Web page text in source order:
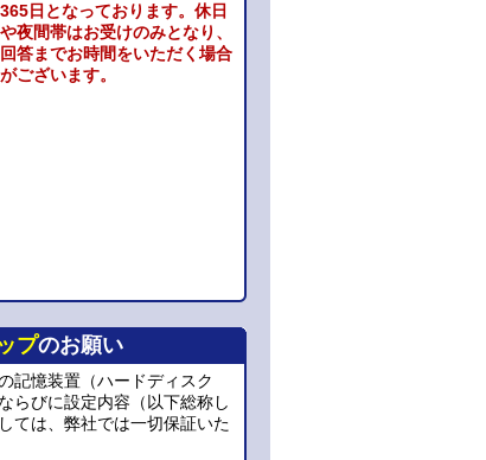
365日となっております。休日
や夜間帯はお受けのみとなり、
回答までお時間をいただく場合
がございます。
プのお願い
記憶装置（ハードディスク
らびに設定内容（以下総称し
ては、弊社では一切保証いた